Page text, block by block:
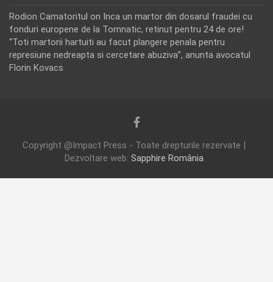
Rodion Camatoritul on Inca un martor din dosarul fraudei cu
fonduri europene de la Tomnatic, retinut pentru 24 de ore!
“Toti martorii hartuiti au facut plangere penala pentru
represiune nedreapta si cercetare abuziva”, anunta avocatul
Florin Kovacs
Copyright @Impact Press - Toate drepturile rezervate |
Dezvoltare web: Sapphire România